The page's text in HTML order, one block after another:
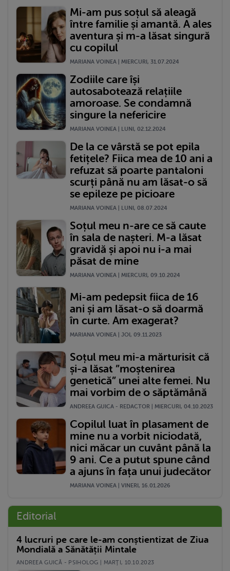
Mi-am pus soțul să aleagă
între familie și amantă. A ales
aventura și m-a lăsat singură
cu copilul
MARIANA VOINEA | MIERCURI, 31.07.2024
Zodiile care își
autosabotează relațiile
amoroase. Se condamnă
singure la nefericire
MARIANA VOINEA | LUNI, 02.12.2024
De la ce vârstă se pot epila
fetițele? Fiica mea de 10 ani a
refuzat să poarte pantaloni
scurți până nu am lăsat-o să
se epileze pe picioare
MARIANA VOINEA | LUNI, 08.07.2024
Soțul meu n-are ce să caute
în sala de nașteri. M-a lăsat
gravidă și apoi nu i-a mai
păsat de mine
MARIANA VOINEA | MIERCURI, 09.10.2024
Mi-am pedepsit fiica de 16
ani și am lăsat-o să doarmă
în curte. Am exagerat?
MARIANA VOINEA | JOI, 09.11.2023
Soțul meu mi-a mărturisit că
și-a lăsat ”moștenirea
genetică” unei alte femei. Nu
mai vorbim de o săptămână
ANDREEA GUICA - REDACTOR | MIERCURI, 04.10.2023
Copilul luat în plasament de
mine nu a vorbit niciodată,
nici măcar un cuvânt până la
9 ani. Ce a putut spune când
a ajuns în fața unui judecător
MARIANA VOINEA | VINERI, 16.01.2026
Editorial
4 lucruri pe care le-am conștientizat de Ziua
Mondială a Sănătății Mintale
ANDREEA GUICĂ - PSIHOLOG | MARŢI, 10.10.2023